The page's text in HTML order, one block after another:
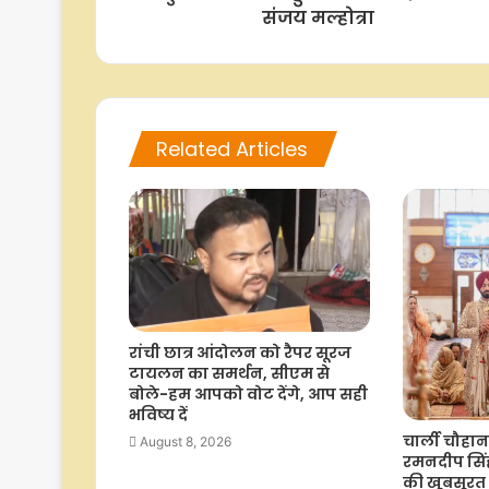
संजय मल्होत्रा
Related Articles
रांची छात्र आंदोलन को रैपर सूरज
टायलन का समर्थन, सीएम से
बोले-हम आपको वोट देंगे, आप सही
भविष्य दें
August 8, 2026
चार्ली
रमनदीप
की खूबसूरत